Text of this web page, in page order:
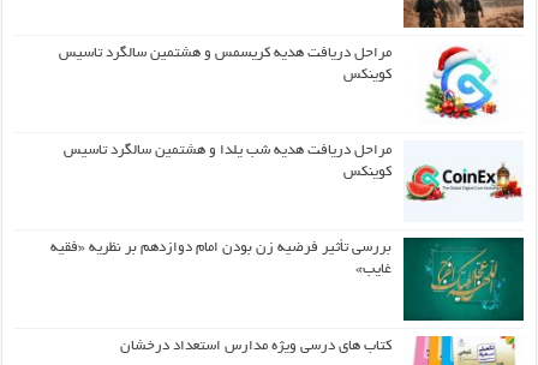
مراحل دریافت هدیه کریسمس و هشتمین سالگرد تاسیس
کوینکس
مراحل دریافت هدیه شب یلدا و هشتمین سالگرد تاسیس
کوینکس
بررسی تأثیر فرضیه زن بودن امام دوازدهم بر نظریه «فقیه
غایب»
کتاب های درسی ویژه مدارس استعداد درخشان